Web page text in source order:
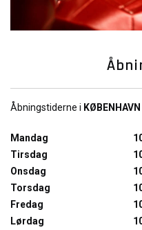
Åbningstiderne i
Mandag
Tirsdag
Onsdag
Torsdag
Fredag
Lørdag